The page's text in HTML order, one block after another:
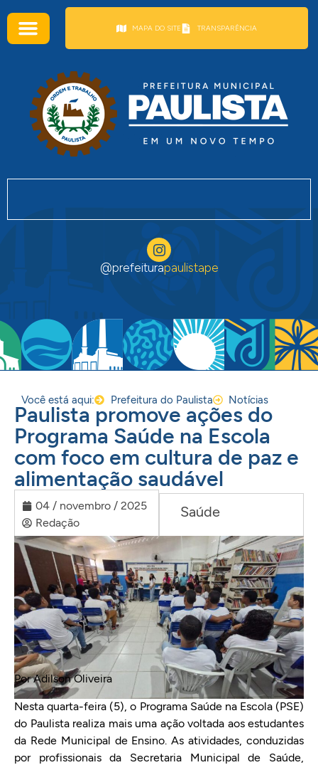
MAPA DO SITE TRANSPARÊNCIA
@prefeiturapaulistape
Você está aqui: Prefeitura do Paulista Notícias
Paulista promove ações do
Programa Saúde na Escola
com foco em cultura de paz e
alimentação saudável
04 / novembro / 2025
Redação
Saúde
Por Adilson Oliveira
Nesta quarta-feira (5), o Programa Saúde na Escola (PSE)
do Paulista realiza mais uma ação voltada aos estudantes
da Rede Municipal de Ensino. As atividades, conduzidas
por profissionais da Secretaria Municipal de Saúde,